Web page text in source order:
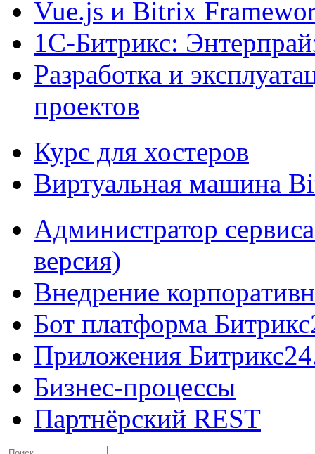
Vue.js и Bitrix
1С-Битрикс:
Разработка и
проектов
Курс для хостеров
Виртуальная машина
Администратор
версия)
Внедрение
Бот платформа
Приложения
Бизнес-процессы
Партнёрский REST